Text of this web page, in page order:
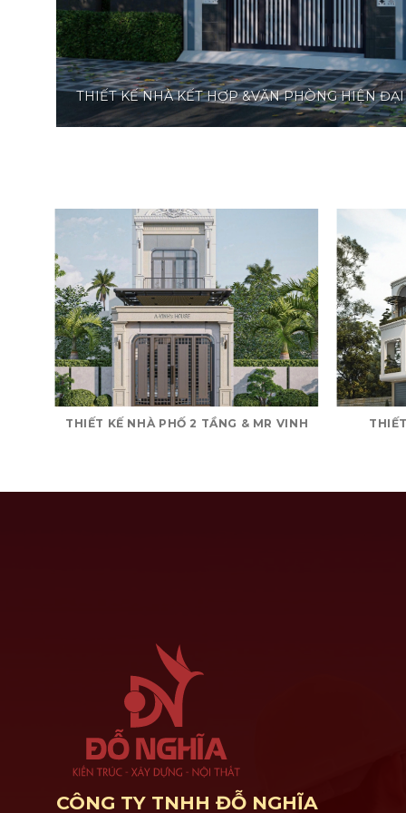
THIẾT KẾ NHÀ KẾT HỢP &VĂN PHÒNG HIỆN ĐẠI
THIẾT KẾ NHÀ PHỐ 2 TẦNG & MR VINH
CÔNG TY TNHH ĐỖ NGHĨA